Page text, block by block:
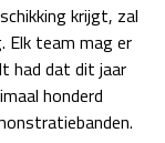
krijgt, zal
Elk team mag er
had dat dit jaar
honderd